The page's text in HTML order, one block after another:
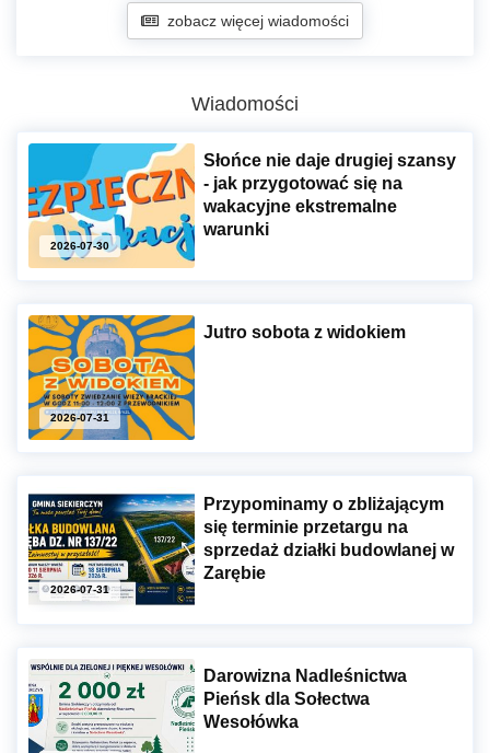
zobacz więcej wiadomości
Wiadomości
2026-07-30
Słońce nie daje drugiej szansy
- jak przygotować się na
wakacyjne ekstremalne
warunki
2026-07-31
Jutro sobota z widokiem
2026-07-31
Przypominamy o zbliżającym
się terminie przetargu na
sprzedaż działki budowlanej w
Zarębie
Darowizna Nadleśnictwa
Pieńsk dla Sołectwa
Wesołówka